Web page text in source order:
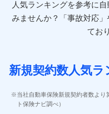
sompo.co.jp/)
東京海上ダイレクト損害
AIG損害保険株式会社
ジェイアイ傷害火災保険
ソニー損害保険株式会社
(https://
人気ランキングを参考に
みませんか？
「事故対応
てお
新規契約数人気
当社自動車保険新規契約者数よ
ト保険ナビ調べ）